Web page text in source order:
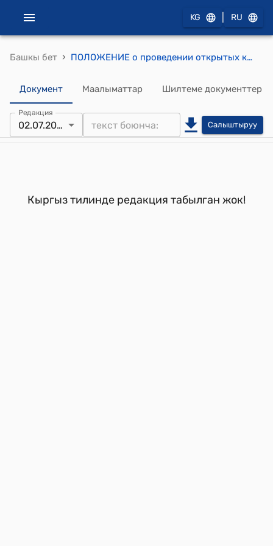
KG RU
Башкы бет › ПОЛОЖЕНИЕ о проведении открытых конкурсов на определение автоперевозчика для обслуживания пассажиров на маршрутах
Документ Маалыматтар Шилтеме документтер
Редакция
02.07.2008 Салыштыруу
Кыргыз тилинде редакция табылган жок!